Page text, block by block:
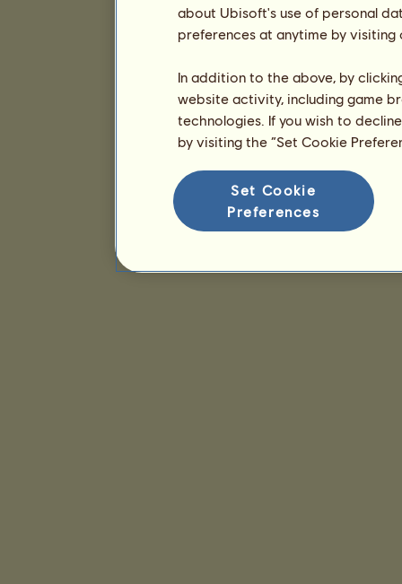
about Ubisoft's use of personal
preferences at anytime by
In addition to the above, by
website activity, including game
technologies. If you wish to
by visiting the “Set Cookie
Set Cookie
Preferences